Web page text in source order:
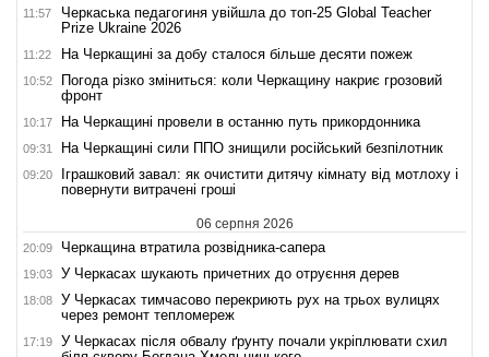
11:57
Черкаська педагогиня увійшла до топ-25 Global Teacher
Prize Ukraine 2026
11:22 На Черкащині за добу сталося більше десяти пожеж
10:52
Погода різко зміниться: коли Черкащину накриє грозовий
фронт
10:17 На Черкащині провели в останню путь прикордонника
09:31 На Черкащині сили ППО знищили російський безпілотник
09:20
Іграшковий завал: як очистити дитячу кімнату від мотлоху і
повернути витрачені гроші
06 серпня 2026
20:09 Черкащина втратила розвідника-сапера
19:03 У Черкасах шукають причетних до отруєння дерев
18:08
У Черкасах тимчасово перекриють рух на трьох вулицях
через ремонт тепломереж
17:19
У Черкасах після обвалу ґрунту почали укріплювати схил